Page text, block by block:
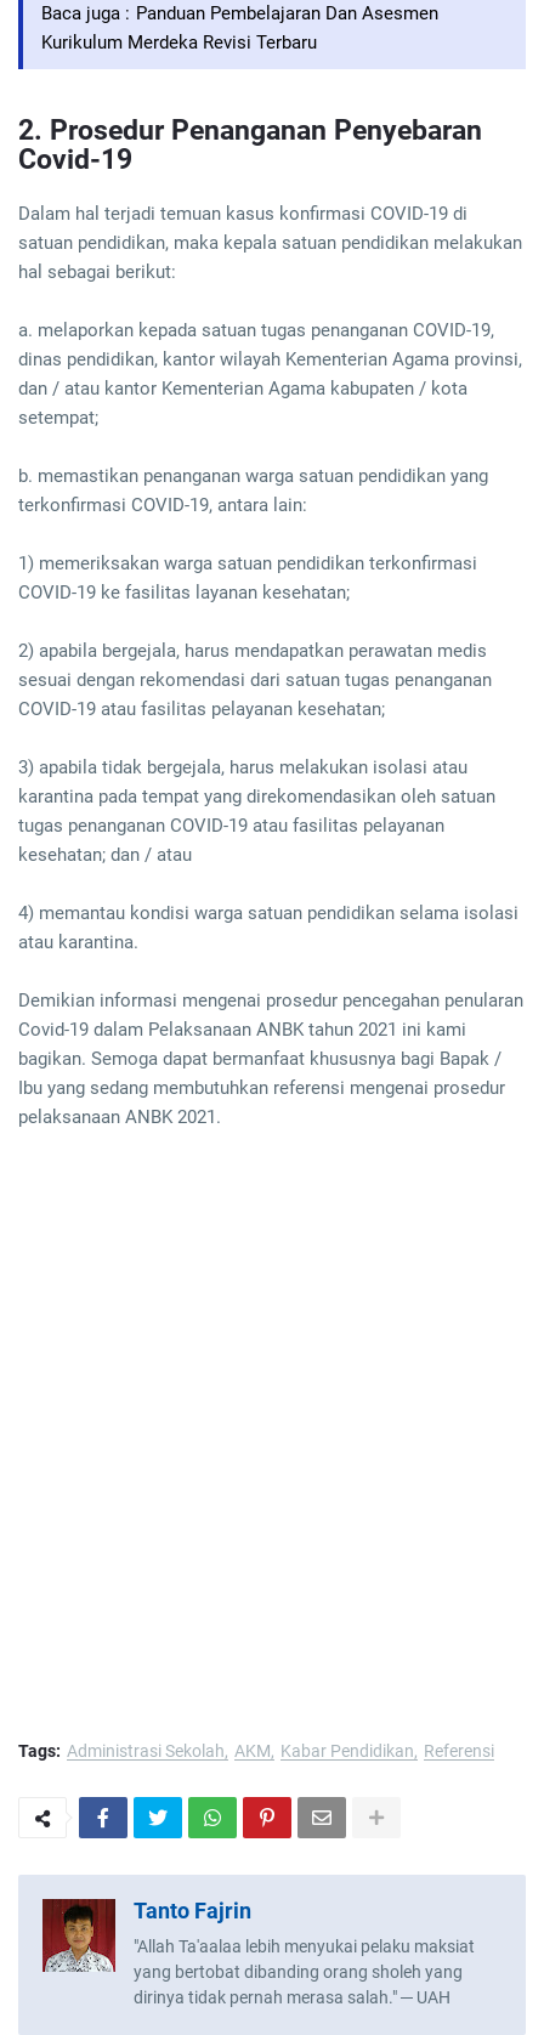
Baca juga : Panduan Pembelajaran Dan Asesmen
Kurikulum Merdeka Revisi Terbaru
2. Prosedur Penanganan Penyebaran
Covid-19
Dalam hal terjadi temuan kasus konfirmasi COVID-19 di
satuan pendidikan, maka kepala satuan pendidikan melakukan
hal sebagai berikut:
a. melaporkan kepada satuan tugas penanganan COVID-19,
dinas pendidikan, kantor wilayah Kementerian Agama provinsi,
dan / atau kantor Kementerian Agama kabupaten / kota
setempat;
b. memastikan penanganan warga satuan pendidikan yang
terkonfirmasi COVID-19, antara lain:
1) memeriksakan warga satuan pendidikan terkonfirmasi
COVID-19 ke fasilitas layanan kesehatan;
2) apabila bergejala, harus mendapatkan perawatan medis
sesuai dengan rekomendasi dari satuan tugas penanganan
COVID-19 atau fasilitas pelayanan kesehatan;
3) apabila tidak bergejala, harus melakukan isolasi atau
karantina pada tempat yang direkomendasikan oleh satuan
tugas penanganan COVID-19 atau fasilitas pelayanan
kesehatan; dan / atau
4) memantau kondisi warga satuan pendidikan selama isolasi
atau karantina.
Demikian informasi mengenai prosedur pencegahan penularan
Covid-19 dalam Pelaksanaan ANBK tahun 2021 ini kami
bagikan. Semoga dapat bermanfaat khususnya bagi Bapak /
Ibu yang sedang membutuhkan referensi mengenai prosedur
pelaksanaan ANBK 2021.
Tags: Administrasi Sekolah AKM Kabar Pendidikan Referensi
Tanto Fajrin
"Allah Ta'aalaa lebih menyukai pelaku maksiat
yang bertobat dibanding orang sholeh yang
dirinya tidak pernah merasa salah." ─ UAH